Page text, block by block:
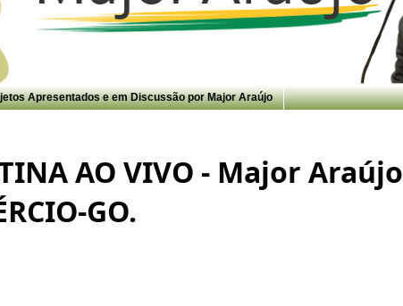
Apresentados e em Discussão por Major Araújo
AO VIVO - Major Araújo
GO.